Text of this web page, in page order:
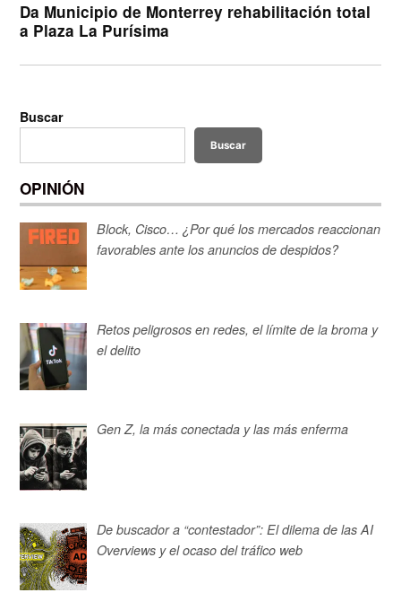
Da Municipio de Monterrey rehabilitación total
a Plaza La Purísima
Buscar
Buscar
OPINIÓN
Block, Cisco… ¿Por qué los mercados reaccionan
favorables ante los anuncios de despidos?
Retos peligrosos en redes, el límite de la broma y
el delito
Gen Z, la más conectada y las más enferma
De buscador a “contestador”: El dilema de las AI
Overviews y el ocaso del tráfico web